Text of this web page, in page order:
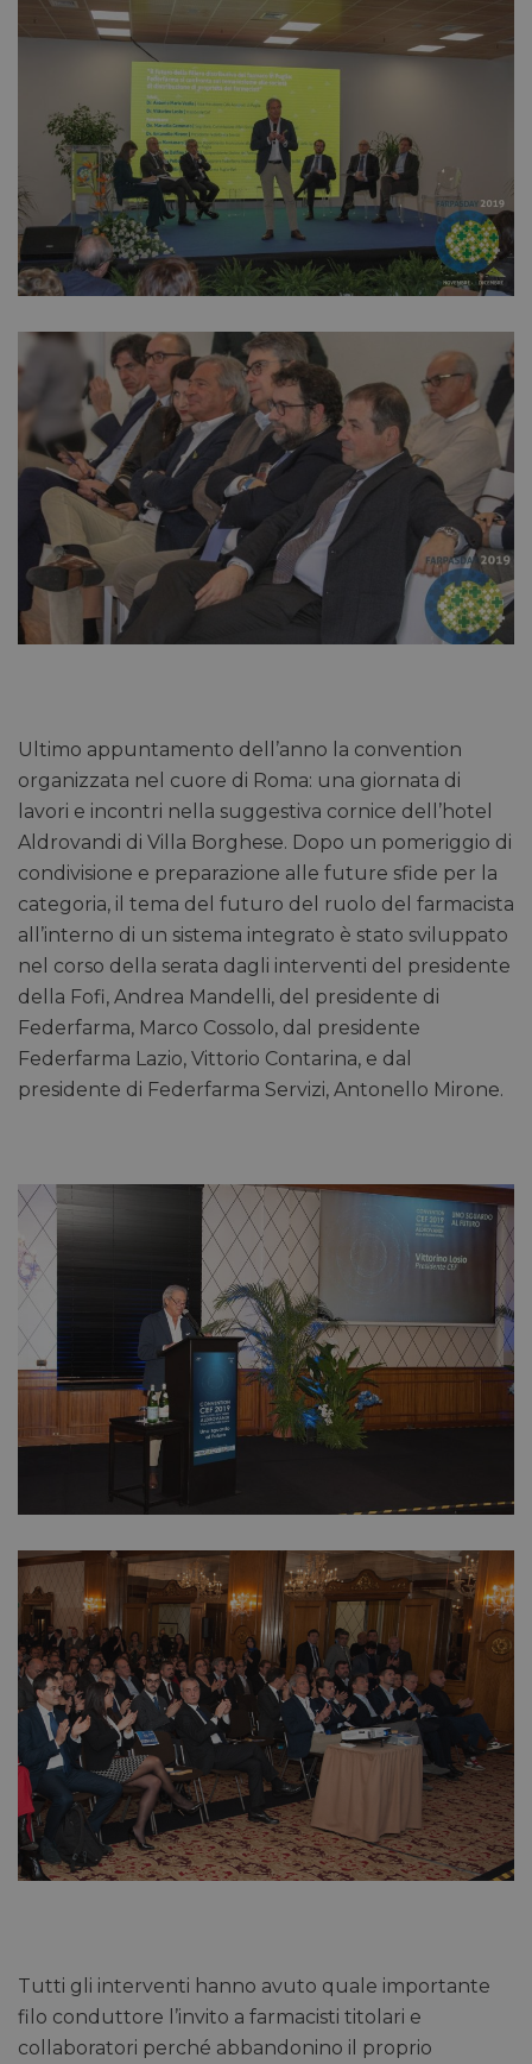
Ultimo appuntamento dell’anno la convention
organizzata nel cuore di Roma: una giornata di
lavori e incontri nella suggestiva cornice dell’hotel
Aldrovandi di Villa Borghese. Dopo un pomeriggio di
condivisione e preparazione alle future sfide per la
categoria, il tema del futuro del ruolo del farmacista
all’interno di un sistema integrato è stato sviluppato
nel corso della serata dagli interventi del presidente
della Fofi, Andrea Mandelli, del presidente di
Federfarma, Marco Cossolo, dal presidente
Federfarma Lazio, Vittorio Contarina, e dal
presidente di Federfarma Servizi, Antonello Mirone.
Tutti gli interventi hanno avuto quale importante
filo conduttore l’invito a farmacisti titolari e
collaboratori perché abbandonino il proprio